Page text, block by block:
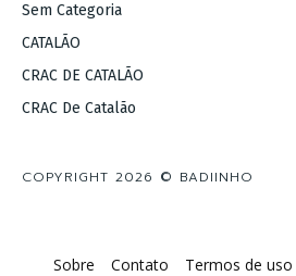
Sem Categoria
CATALÃO
CRAC DE CATALÃO
CRAC De Catalão
COPYRIGHT 2026 © BADIINHO
Sobre Contato Termos de uso